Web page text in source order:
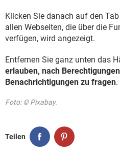
Klicken Sie danach auf den Tab
allen Webseiten, die über die
verfügen, wird angezeigt.
Entfernen Sie ganz unten das
erlauben, nach
Benachrichtigungen zu fragen.
Foto: © Pixabay.
Teilen